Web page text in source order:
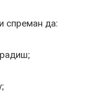
спреман да: